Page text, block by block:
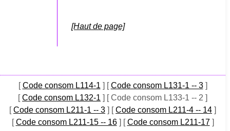
[Haut de page]
[Code consom L114-1 ] [Code consom L131-1 -- 3]
[Code consom L132-1 ] [ Code consom L133-1 -- 2 ]
[Code consom L211-1 -- 3 ] [Code consom L211-4 -- 14 ]
[Code consom L211-15 -- 16] [Code consom L211-17]